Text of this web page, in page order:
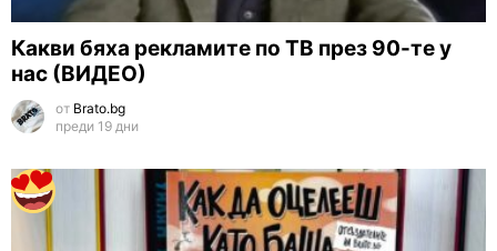
Какви бяха рекламите по ТВ през 90-те у
нас (ВИДЕО)
от Brato.bg
преди 19 дни